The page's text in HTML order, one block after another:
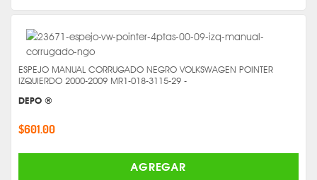
ESPEJO MANUAL CORRUGADO NEGRO VOLKSWAGEN POINTER
IZQUIERDO 2000-2009 MR1-018-3115-29 -
DEPO ®
$601.00
AGREGAR